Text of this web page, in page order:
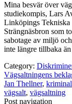
Mina besvär över
studiekompis, Lars
Linköpings Tekniska
Strängnäsbron som
sabotage av miljö
inte längre tillbaka
Category:
Vägsaltningens
Jan Thellner,
vägsalt, vägsaltning
Post navigation